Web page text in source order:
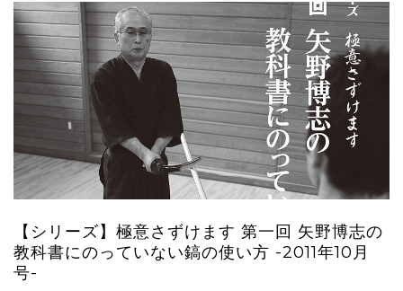
【シリーズ】極意さずけます 第一回 矢野博志の
教科書にのっていない鎬の使い方 -2011年10月
号-